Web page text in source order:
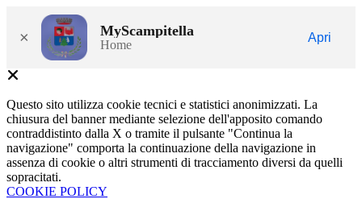
× MyScampitella
Home
Apri
Questo sito utilizza cookie tecnici e statistici anonimizzati. La
chiusura del banner mediante selezione dell'apposito comando
contraddistinto dalla X o tramite il pulsante "Continua la
navigazione" comporta la continuazione della navigazione in
assenza di cookie o altri strumenti di tracciamento diversi da quelli
sopracitati.
COOKIE POLICY